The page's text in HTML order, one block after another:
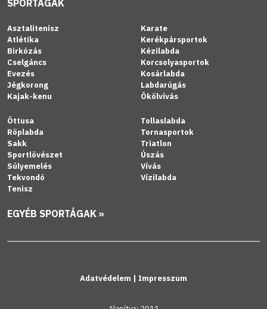
SPORTÁGAK
Asztalitenisz
Atlétika
Birkózás
Cselgáncs
Evezés
Jégkorong
Kajak-kenu
Karate
Kerékpársportok
Kézilabda
Korcsolyasportok
Kosárlabda
Labdarúgás
Ökölvívás
Öttusa
Röplabda
Sakk
Sportlövészet
Súlyemelés
Tekvondó
Tenisz
Tollaslabda
Tornasportok
Triatlon
Úszás
Vívás
Vízilabda
EGYÉB SPORTÁGAK »
Adatvédelem | Impresszum